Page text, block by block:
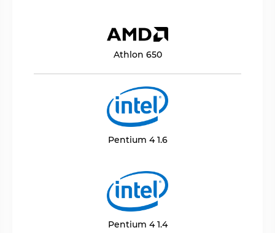
Athlon 650
Pentium 4 1.6
Pentium 4 1.4